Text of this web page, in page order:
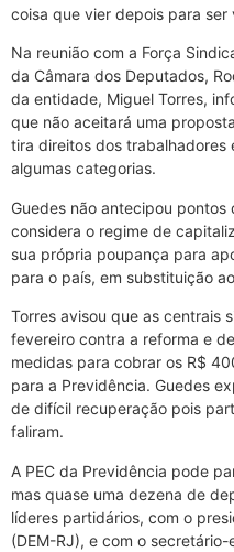
coisa que vier depois para ser
Na reunião com a Força
da Câmara dos Deputados,
da entidade, Miguel Torres,
que não aceitará uma
tira direitos dos trabalhadores
algumas categorias.
Guedes não antecipou
considera o regime de
sua própria poupança para
para o país, em substituição
Torres avisou que as centrais
fevereiro contra a reforma e
medidas para cobrar os R$
para a Previdência. Guedes
de difícil recuperação pois
faliram.
A PEC da Previdência pode
mas quase uma dezena de
líderes partidários, com o
(DEM-RJ), e com o